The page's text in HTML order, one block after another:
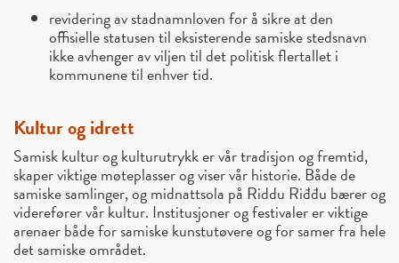
revidering av stadnamnloven for å sikre at den
offisielle statusen til eksisterende samiske stedsnavn
ikke avhenger av viljen til det politisk flertallet i
kommunene til enhver tid.
Kultur og idrett
Samisk kultur og kulturutrykk er vår tradisjon og fremtid,
skaper viktige møteplasser og viser vår historie. Både de
samiske samlinger, og midnattsola på Riddu Riđđu bærer og
viderefører vår kultur. Institusjoner og festivaler er viktige
arenaer både for samiske kunstutøvere og for samer fra hele
det samiske området.